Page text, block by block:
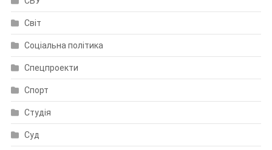
Світ
Соціальна політика
Спецпроекти
Спорт
Студія
Суд